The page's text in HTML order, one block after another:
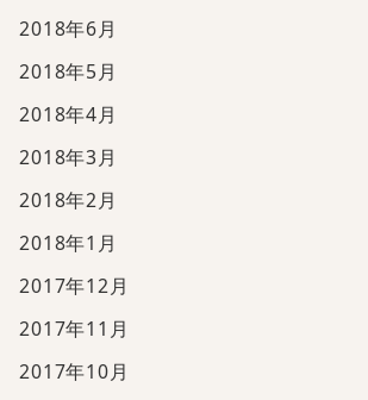
2018年6月
2018年5月
2018年4月
2018年3月
2018年2月
2018年1月
2017年12月
2017年11月
2017年10月